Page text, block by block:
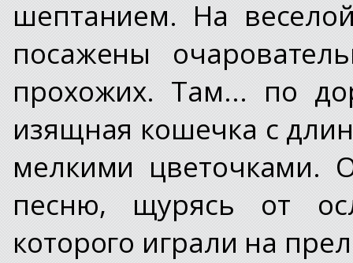
шептанием. На
посажены
прохожих. Там... по
изящная кошечка с
мелкими цветочками.
песню, щурясь от
которого играли на